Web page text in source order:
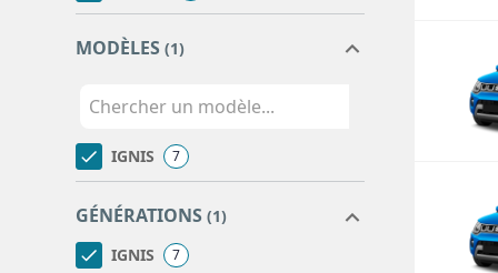
MODÈLES (1)
IGNIS 7
GÉNÉRATIONS (1)
IGNIS
7